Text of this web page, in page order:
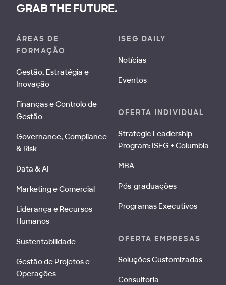
GRAB THE FUTURE.
ÁREAS DE
FORMAÇÃO
Gestão, Estratégia e
Inovação
Finanças e Controlo de
Gestão
Governance, Compliance
& Risk
Data & AI
Marketing e Comercial
Liderança e Recursos
Humanos
Sustentabilidade
Gestão de Projetos e
Operações
ISEG DAILY
Notícias
Eventos
OFERTA INDIVIDUAL
Strategic Leadership
Program: ISEG + Columbia
MBA
Pós-graduações
Programas Executivos
OFERTA EMPRESAS
Soluções Customizadas
Consultoria